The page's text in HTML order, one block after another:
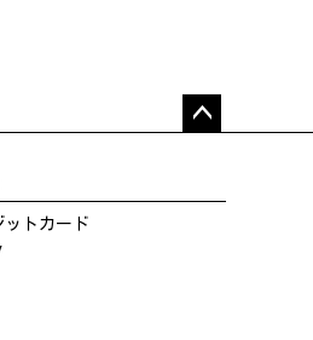
ップ
ットカード